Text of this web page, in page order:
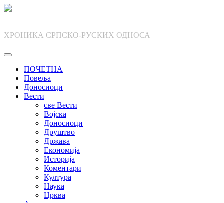
Skip
ХРОНИКА СРПСКО-РУСКИХ ОДНОСА
ПОЧЕТНА
Повеља
Доносиоци
Вести
све Вести
Војска
Доносиоци
Друштво
Држава
Економија
Историја
Коментари
Култура
Наука
Црква